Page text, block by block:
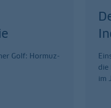
Golf: Hormuz-
die
im